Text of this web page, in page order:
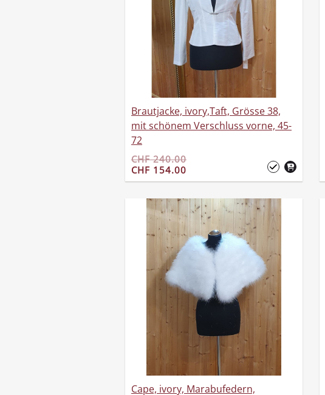
Brautjacke, ivory,Taft, Grösse 38,
mit schönem Verschluss vorne, 45-
72
CHF 240.00
CHF 154.00
Cape, ivory, Marabufedern,